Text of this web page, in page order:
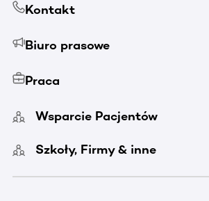
Kontakt
Biuro prasowe
Praca
Wsparcie Pacjentów
Szkoły, Firmy & inne